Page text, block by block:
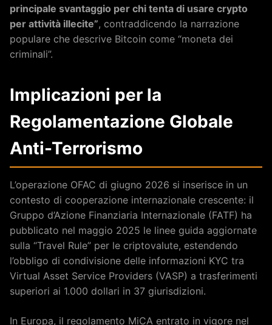
principale svantaggio per chi tenta di usare crypto
per attività illecite”, contraddicendo la narrazione
populare che descrive Bitcoin come “moneta dei
criminali”.
Implicazioni per la
Regolamentazione Globale
Anti-Terrorismo
L’operazione OFAC di giugno 2026 si inserisce in un
contesto di cooperazione internazionale crescente: il
Gruppo d’Azione Finanziaria Internazionale (FATF) ha
pubblicato nel maggio 2025 le linee guida aggiornate
sulla “Travel Rule” per le criptovalute, estendendo
l’obbligo di condivisione delle informazioni KYC tra
Virtual Asset Service Providers (VASP) a trasferimenti
superiori ai 1.000 dollari in 37 giurisdizioni.
In Europa, il regolamento MiCA entrato in vigore nel